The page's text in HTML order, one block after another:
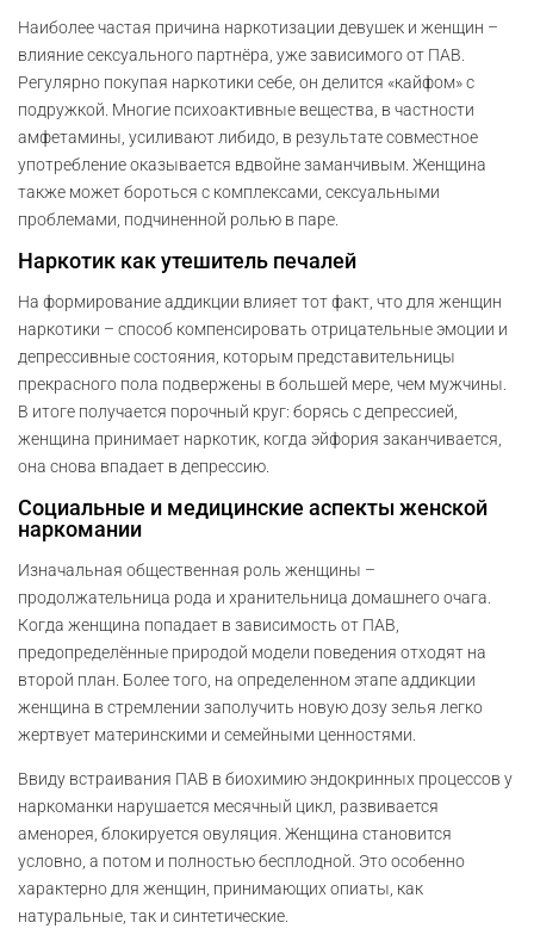
Наиболее частая причина наркотизации девушек и женщин –
влияние сексуального партнёра, уже зависимого от ПАВ.
Регулярно покупая наркотики себе, он делится «кайфом» с
подружкой. Многие психоактивные вещества, в частности
амфетамины, усиливают либидо, в результате совместное
употребление оказывается вдвойне заманчивым. Женщина
также может бороться с комплексами, сексуальными
проблемами, подчиненной ролью в паре.
Наркотик как утешитель печалей
На формирование аддикции влияет тот факт, что для женщин
наркотики – способ компенсировать отрицательные эмоции и
депрессивные состояния, которым представительницы
прекрасного пола подвержены в большей мере, чем мужчины.
В итоге получается порочный круг: борясь с депрессией,
женщина принимает наркотик, когда эйфория заканчивается,
она снова впадает в депрессию.
Социальные и медицинские аспекты женской
наркомании
Изначальная общественная роль женщины –
продолжательница рода и хранительница домашнего очага.
Когда женщина попадает в зависимость от ПАВ,
предопределённые природой модели поведения отходят на
второй план. Более того, на определенном этапе аддикции
женщина в стремлении заполучить новую дозу зелья легко
жертвует материнскими и семейными ценностями.
Ввиду встраивания ПАВ в биохимию эндокринных процессов у
наркоманки нарушается месячный цикл, развивается
аменорея, блокируется овуляция. Женщина становится
условно, а потом и полностью бесплодной. Это особенно
характерно для женщин, принимающих опиаты, как
натуральные, так и синтетические.